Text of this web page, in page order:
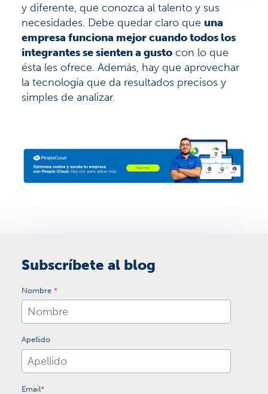
y diferente, que conozca al talento y sus
necesidades. Debe quedar claro que una
empresa funciona mejor cuando todos los
integrantes se sienten a gusto con lo que
ésta les ofrece. Además, hay que aprovechar
la tecnología que da resultados precisos y
simples de analizar.
Subscríbete al blog
Nombre *
Apellido
Email*